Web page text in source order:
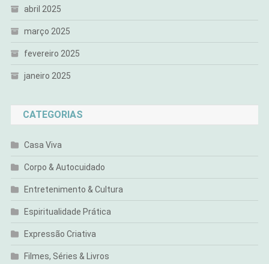
abril 2025
março 2025
fevereiro 2025
janeiro 2025
CATEGORIAS
Casa Viva
Corpo & Autocuidado
Entretenimento & Cultura
Espiritualidade Prática
Expressão Criativa
Filmes, Séries & Livros